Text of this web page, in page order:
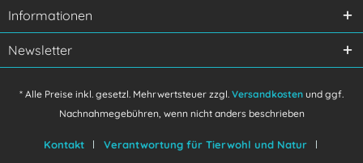
Mit * gekennzeichnete Felder sind Pflichtfelder.
Senden
Informationen
Newsletter
* Alle Preise inkl. gesetzl. Mehrwertsteuer zzgl. Versandkosten und ggf.
Nachnahmegebühren, wenn nicht anders beschrieben
Kontakt
Verantwortung für Tierwohl und Natur